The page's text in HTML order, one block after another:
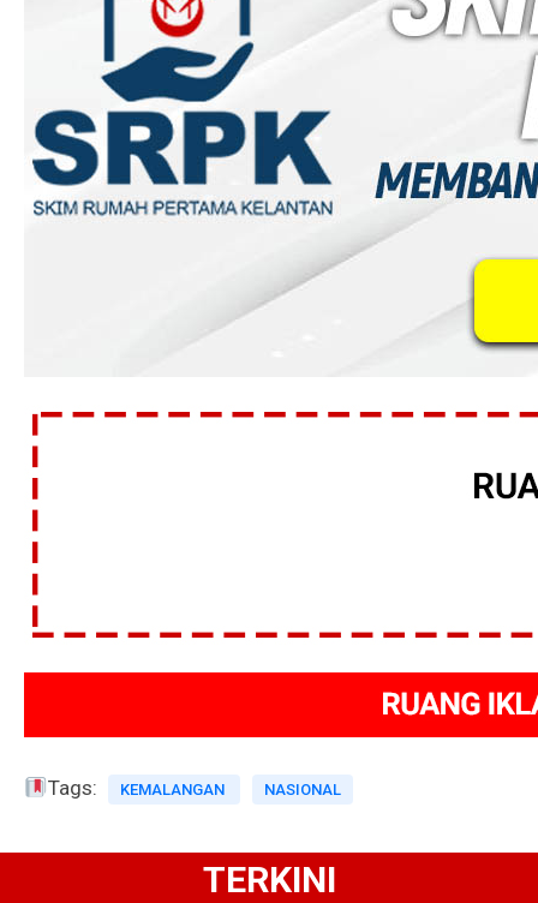
Tags: KEMALANGAN NASIONAL
TERKINI